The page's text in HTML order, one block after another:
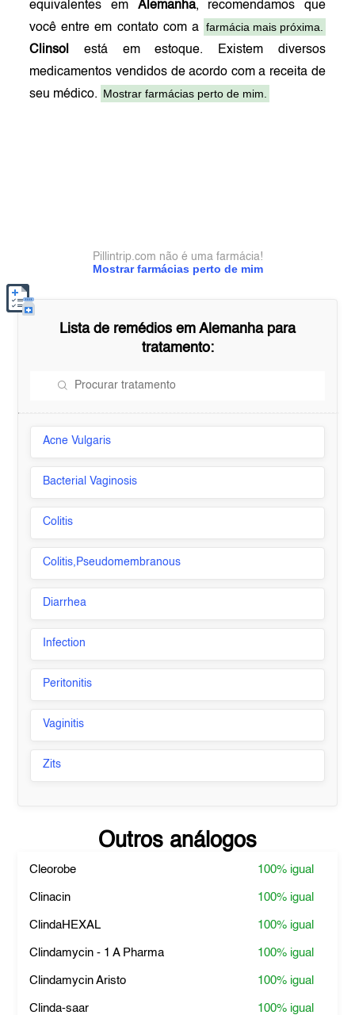
equivalentes em Alemanha, recomendamos que
você entre em contato com a farmácia mais próxima.
Clinsol
está em estoque. Existem diversos
medicamentos vendidos de acordo com a receita de
seu médico. Mostrar farmácias perto de mim.
Mostrar farmácias perto de mim
Pillintrip.com não é uma farmácia!
Lista de remédios em Alemanhapara
tratamento:
Acne Vulgaris
Bacterial Vaginosis
Colitis
Colitis,Pseudomembranous
Diarrhea
Infection
Peritonitis
Vaginitis
Zits
Outros análogos
Cleorobe 100% igual
Clinacin 100% igual
ClindaHEXAL 100% igual
Clindamycin - 1 A Pharma 100% igual
Clindamycin Aristo 100% igual
Clinda-saar 100% igual